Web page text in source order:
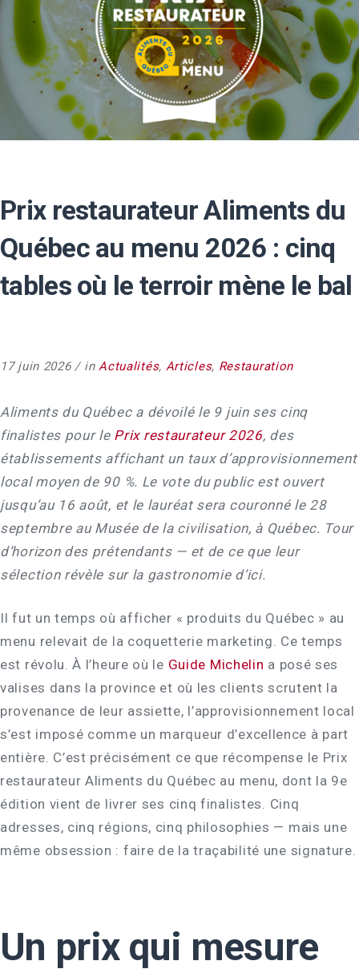
Prix restaurateur Aliments du
Québec au menu 2026 : cinq
tables où le terroir mène le bal
17 juin 2026 inActualités, Articles, Restauration
Aliments du Québec a dévoilé le 9 juin ses cinq
finalistes pour le Prix restaurateur 2026, des
établissements affichant un taux d’approvisionnement
local moyen de 90 %. Le vote du public est ouvert
jusqu’au 16 août, et le lauréat sera couronné le 28
septembre au Musée de la civilisation, à Québec. Tour
d’horizon des prétendants — et de ce que leur
sélection révèle sur la gastronomie d’ici.
Il fut un temps où afficher « produits du Québec » au
menu relevait de la coquetterie marketing. Ce temps
est révolu. À l’heure où le Guide Michelin a posé ses
valises dans la province et où les clients scrutent la
provenance de leur assiette, l’approvisionnement local
s’est imposé comme un marqueur d’excellence à part
entière. C’est précisément ce que récompense le Prix
restaurateur Aliments du Québec au menu, dont la 9e
édition vient de livrer ses cinq finalistes. Cinq
adresses, cinq régions, cinq philosophies — mais une
même obsession : faire de la traçabilité une signature.
Un prix qui mesure